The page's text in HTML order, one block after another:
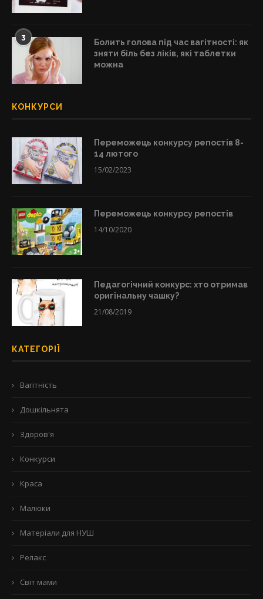
3
Болить голова під час вагітності: як
зняти біль без ліків, які таблетки
можна
КОНКУРСИ
Переможець конкурсу репостів 8-
14 лютого
15/02/2023
Переможець конкурсу репостів
14/10/2020
Педагогічний конкурс: хто отримав
оригінальну чашку?
21/08/2019
КАТЕГОРІЇ
Вагітність
Дошкільнята
Здоров'я
Конкурси
Краса
Малюки
Матеріали для НУШ
Релакс
Світ мами